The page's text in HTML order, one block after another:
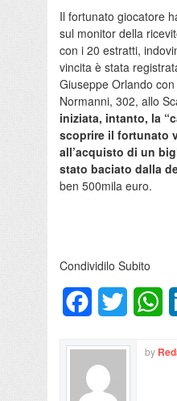
Il fortunato giocatore
sul monitor della
con i 20 estratti,
vincita è stata
Giuseppe Orlando
Normanni, 302, allo
iniziata, intanto, la
scoprire il fortunato
all’acquisto di un
stato baciato dalla
ben 500mila euro.
Condividilo Subito
FacebookTwitter
by